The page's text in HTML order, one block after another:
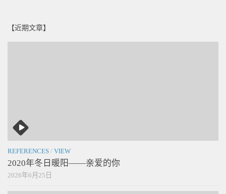
【近期文章】
REFERENCES / VIEW
2020年冬日暖阳——亲爱的你
2026年6月25日